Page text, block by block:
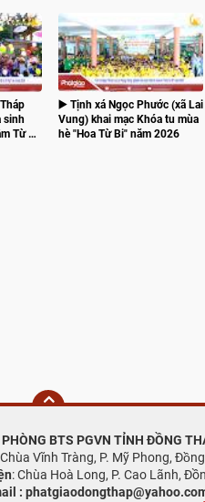
sinh
Từ Bi
▶️ Tịnh xá Ngọc Phước (xã Lai
Vung) khai mạc Khóa tu mùa
hè "Hoa Từ Bi" năm 2026
BTS PGVN TỈNH ĐỒNG
Chùa Vĩnh Tràng, P. Mỹ Phong,
: Chùa Hoà Long, P. Cao Lãnh,
: